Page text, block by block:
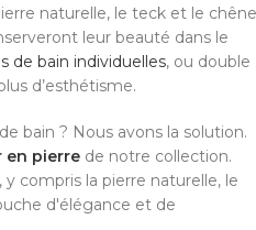
naturelle, le teck et le chêne
leur beauté dans le
de bain individuelles, ou double
d’esthétisme.
bain ? Nous avons la solution.
en pierre de notre collection.
compris la pierre naturelle, le
d'élégance et de